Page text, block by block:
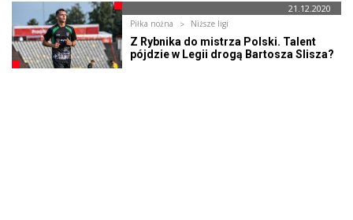
21.12.2020
Piłka nożna Niższe ligi
Z Rybnika do mistrza Polski. Talent
pójdzie w Legii drogą Bartosza Slisza?